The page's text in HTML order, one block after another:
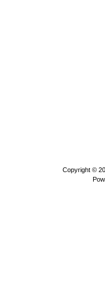
Copyright ©